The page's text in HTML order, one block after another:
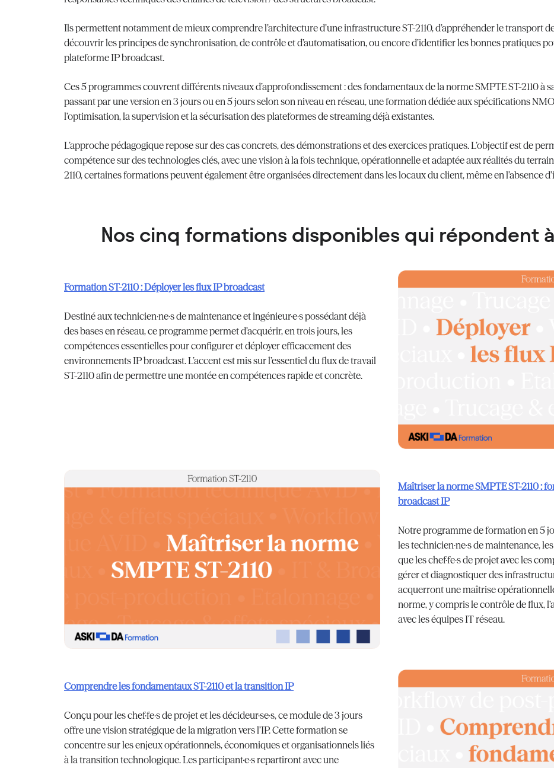
Ils permettent notamment de mieux comprendre l’architecture d’une infrastructure ST-2110, d’appréhender le transport
découvrir les principes de synchronisation, de contrôle et d’automatisation, ou encore d’identifier les bonnes pratiques
plateforme IP broadcast.
Ces 5 programmes couvrent différents niveaux d’approfondissement : des fondamentaux de la norme SMPTE ST-2110 à
passant par une version en 3 jours ou en 5 jours selon son niveau en réseau, une formation dédiée aux spécifications
l’optimisation, la supervision et la sécurisation des plateformes de streaming déjà existantes.
L’approche pédagogique repose sur des cas concrets, des démonstrations et des exercices pratiques. L’objectif est de
compétence sur des technologies clés, avec une vision à la fois technique, opérationnelle et adaptée aux réalités du
2110, certaines formations peuvent également être organisées directement dans les locaux du client, même en l’absence
Nos cinq formations disponibles qui répondent
Formation ST-2110 : Déployer les flux IP broadcast
Destiné aux technicien·ne·s de maintenance et ingénieur·e·s possédant déjà
des bases en réseau, ce programme permet d’acquérir, en trois jours, les
compétences essentielles pour configurer et déployer efficacement des
environnements IP broadcast. L’accent est mis sur l’essentiel du flux de travail
ST-2110 afin de permettre une montée en compétences rapide et concrète.
Maîtriser la norme SMPTE ST-2110 :
broadcast IP
Notre programme de formation en 5
les technicien·ne·s de maintenance,
que les chef·fe·s de projet avec les
gérer et diagnostiquer des
acquerront une maîtrise
norme, y compris le contrôle de flux,
avec les équipes IT réseau.
Comprendre les fondamentaux ST-2110 et la transition IP
Conçu pour les chef·fe·s de projet et les décideur·se·s, ce module de 3 jours
offre une vision stratégique de la migration vers l’IP. Cette formation se
concentre sur les enjeux opérationnels, économiques et organisationnels liés
à la transition technologique. Les participant·e·s repartiront avec une